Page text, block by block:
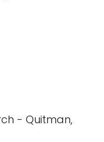
- Quitman,